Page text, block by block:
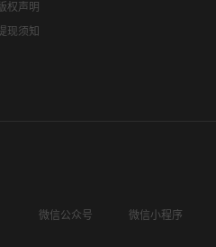
权声明
现须知
微信公众号
微信小程序